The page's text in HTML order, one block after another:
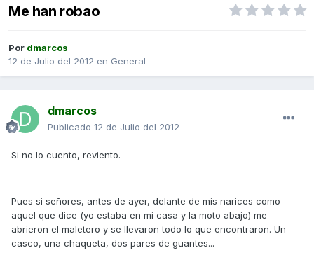
Me han robao
Por dmarcos
12 de Julio del 2012 en General
dmarcos
Publicado 12 de Julio del 2012
Si no lo cuento, reviento.
Pues si señores, antes de ayer, delante de mis narices como
aquel que dice (yo estaba en mi casa y la moto abajo) me
abrieron el maletero y se llevaron todo lo que encontraron. Un
casco, una chaqueta, dos pares de guantes...